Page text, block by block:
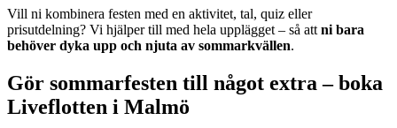
Vill ni kombinera festen med en aktivitet, tal, quiz eller
prisutdelning? Vi hjälper till med hela upplägget – så att ni bara
behöver dyka upp och njuta av sommarkvällen.
Gör sommarfesten till något extra – boka
Liveflotten i Malmö